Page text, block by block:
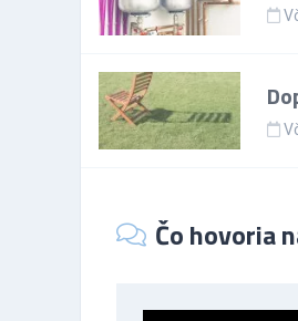
Čo hovoria